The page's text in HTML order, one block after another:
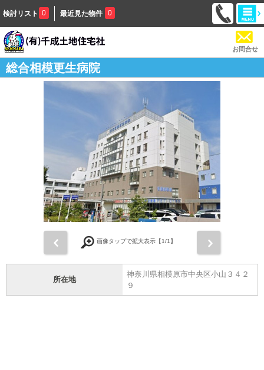
検討リスト 0 最近見た物件 0
お問合せ
総合相模更生病院
画像タップで拡大表示【1/1】
所在地
神奈川県相模原市中央区小山３４２
９